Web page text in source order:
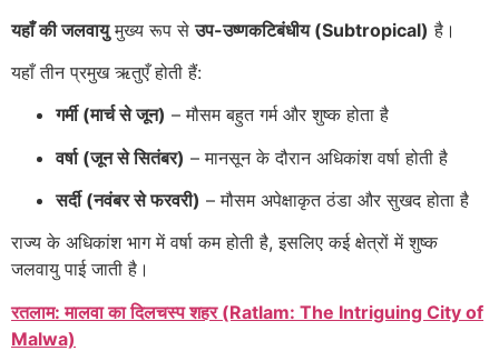
यहाँ की जलवायुमुख्य रूप सेउप-उष्णकटिबंधीय (Subtropical) है।
यहाँ तीन प्रमुख ऋतुएँ होती हैं:
गर्मी (मार्च से जून) – मौसम बहुत गर्म और शुष्क होता है
वर्षा (जून से सितंबर) – मानसून के दौरान अधिकांश वर्षा होती है
सर्दी (नवंबर से फरवरी) – मौसम अपेक्षाकृत ठंडा और सुखद होता है
राज्य के अधिकांश भाग में वर्षा कम होती है, इसलिए कई क्षेत्रों में शुष्क
जलवायु पाई जाती है।
रतलाम: मालवा का दिलचस्प शहर (Ratlam: The Intriguing City of
Malwa)